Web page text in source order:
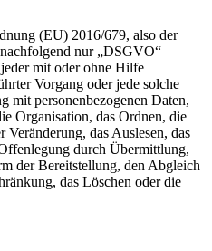
(EU) 2016/679, also der
nur „DSGVO“
mit oder ohne Hilfe
Vorgang oder jede solche
mit personenbezogenen Daten,
Organisation, das Ordnen, die
Veränderung, das Auslesen, das
durch Übermittlung,
der Bereitstellung, den Abgleich
das Löschen oder die